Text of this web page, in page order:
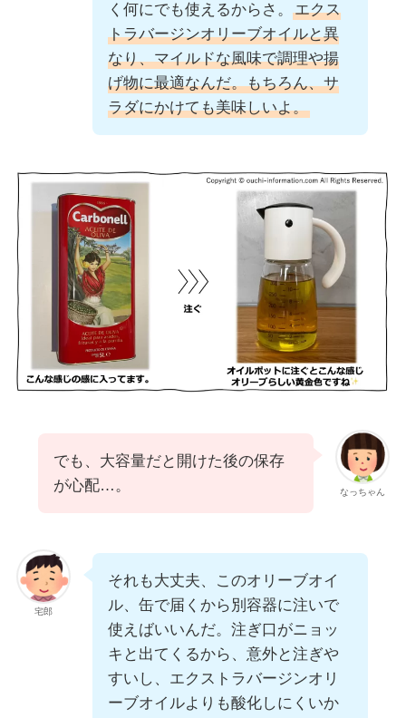
く何にでも使えるからさ。
エクス
トラバージンオリーブオイルと異
なり、マイルドな風味で調理や揚
げ物に最適なんだ。もちろん、サ
ラダにかけても美味しいよ。
なっちゃん
でも、大容量だと開けた後の保存
が心配…。
宅郎
それも大丈夫、このオリーブオイ
ル、缶で届くから別容器に注いで
使えばいいんだ。注ぎ口がニョッ
キと出てくるから、意外と注ぎや
すいし、エクストラバージンオリ
ーブオイルよりも酸化しにくいか